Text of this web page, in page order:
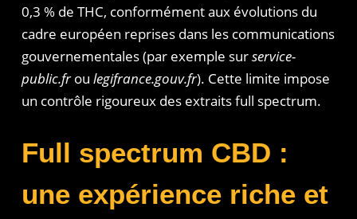
0,3 % de THC, conformément aux évolutions du
cadre européen reprises dans les communications
gouvernementales (par exemple surservice-
public.frou legifrance.gouv.fr). Cette limite impose
un contrôle rigoureux des extraits full spectrum.
Full spectrum CBD :
une expérience riche et